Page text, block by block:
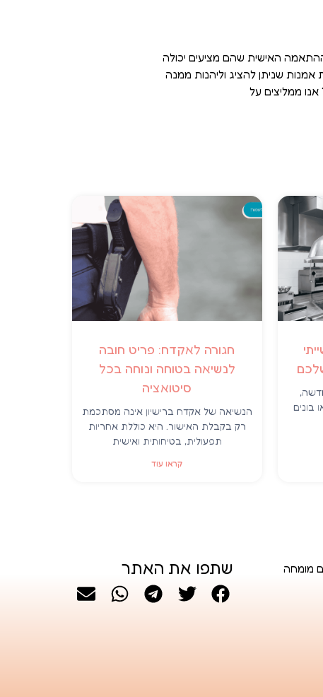
האישית שהם מציעים יכולה
שניתן להציג וליהנות ממנה
ממליצים על
בונים
חגורה לאקדח: פריט חובה
לנשיאה בטוחה ונוחה בכל
סיטואציה
הנשיאה של אקדח ברישיון אינה מסתכמת
רק בקבלת האישור. היא כוללת אחריות
תפעולית, בטיחותית ואישית
קראו עוד
מומחה
שתפו את האתר